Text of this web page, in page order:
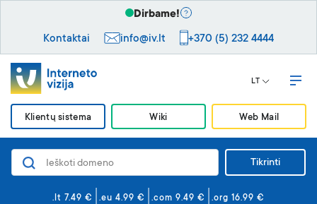
Kontaktai info@iv.lt +370 (5) 232 4444
Dirbame!
LT
Domenai
Svetainės ir el. paštas
Klientų sistema Wiki Web Mail
Tikrinti
.lt 7.49 € .eu 4.99 € .com 9.49 € .org 16.99 €